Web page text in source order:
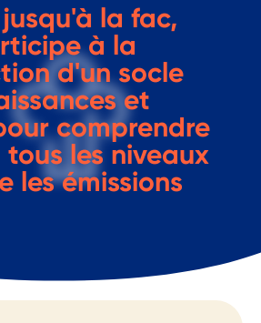
la fac,
à la
d'un socle
et
comprendre
les niveaux
les émissions